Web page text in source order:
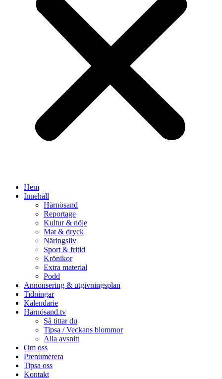
Hem
Innehåll
Härnösand
Reportage
Kultur & nöje
Mat & dryck
Näringsliv
Sport & fritid
Krönikor
Extra material
Podd
Annonsering & utgivningsplan
Tidningar
Kalendarie
Härnösand.tv
Så tittar du
Tipsa / Veckans blommor
Alla avsnitt
Om oss
Prenumerera
Tipsa oss
Kontakt